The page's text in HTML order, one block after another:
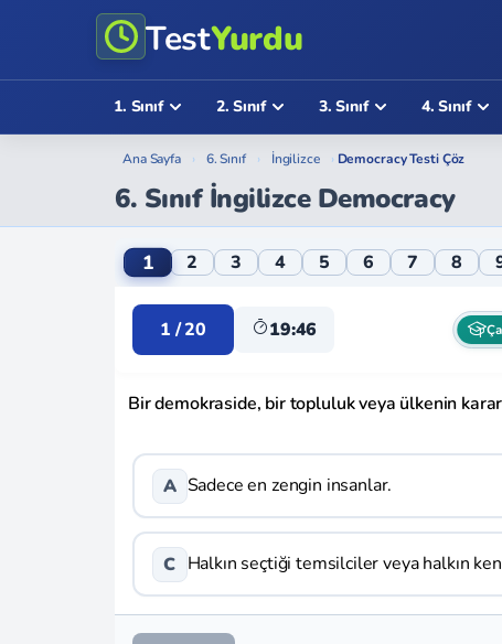
TestYurdu
1. Sınıf 2. Sınıf 3. Sınıf 4. Sınıf
Ana Sayfa › 6. Sınıf › İngilizce › Democracy Testi Çöz
6. Sınıf İngilizce Democracy
6. Sınıf İngilizce Democracy Online Testi
1 2 3 4 5 6 7 8
1 / 20 19:46
Bir demokraside, bir topluluk veya ülkenin
A Sadece en zengin insanlar.
C Halkın seçtiği temsilciler veya halkın